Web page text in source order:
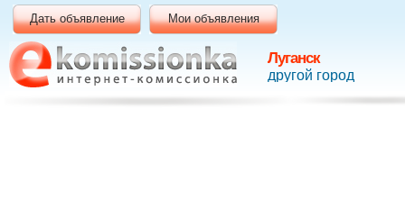
Луганск
другой город
Дать объявление Мои объявления